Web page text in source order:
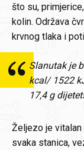
što su,
kolin. Održava
krvnog tlaka i
Slanutak je
kcal/ 1522
17,4 g
Željezo je
svaka stanica,